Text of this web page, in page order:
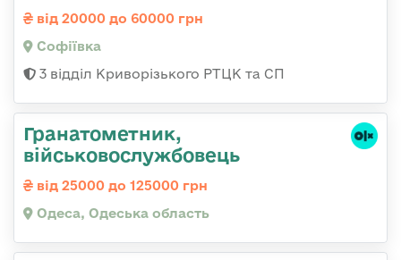
від 20000 до 60000 грн
Софіївка
3 відділ Криворізького РТЦК та СП
Гранатометник,
військовослужбовець
від 25000 до 125000 грн
Одеса, Одеська область